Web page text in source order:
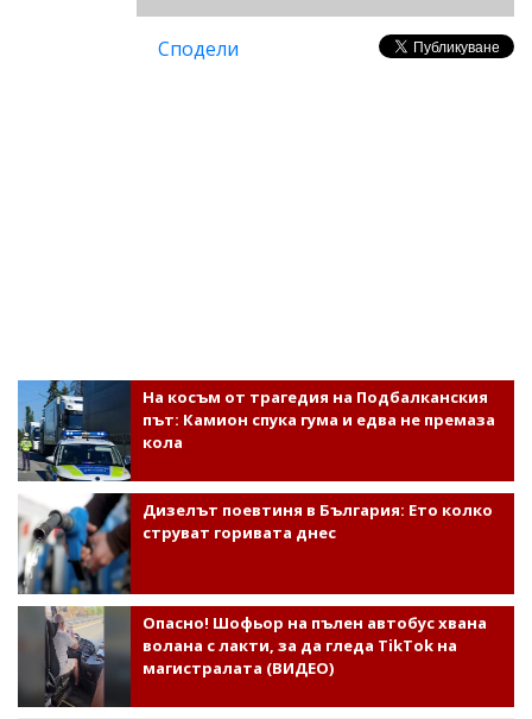
Сподели
На косъм от трагедия на Подбалканския
път: Камион спука гума и едва не премаза
кола
Дизелът поевтиня в България: Ето колко
струват горивата днес
Опасно! Шофьор на пълен автобус хвана
волана с лакти, за да гледа TikTok на
магистралата (ВИДЕО)